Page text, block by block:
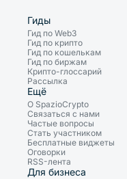
Гиды
Гид по Web3
Гид по крипто
Гид по кошелькам
Гид по биржам
Крипто-глоссарий
Рассылка
Ещё
О SpazioCrypto
Связаться с нами
Частые вопросы
Стать участником
Бесплатные виджеты
Оговорки
RSS-лента
Для бизнеса